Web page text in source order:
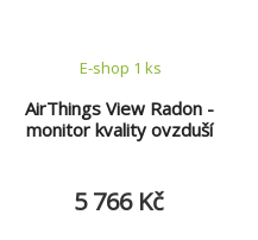
AirThings View Radon -
monitor kvality ovzduší
E-shop 1 ks
5 766 Kč